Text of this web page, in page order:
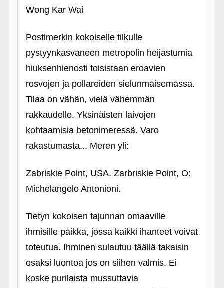
Wong Kar Wai
Postimerkin kokoiselle tilkulle
pystyynkasvaneen metropolin heijastumia
hiuksenhienosti toisistaan eroavien
rosvojen ja pollareiden sielunmaisemassa.
Tilaa on vähän, vielä vähemmän
rakkaudelle. Yksinäisten laivojen
kohtaamisia betonimeressä. Varo
rakastumasta... Meren yli:
Zabriskie Point, USA. Zarbriskie Point, O:
Michelangelo Antonioni.
Tietyn kokoisen tajunnan omaaville
ihmisille paikka, jossa kaikki ihanteet voivat
toteutua. Ihminen sulautuu täällä takaisin
osaksi luontoa jos on siihen valmis. Ei
koske purilaista mussuttavia